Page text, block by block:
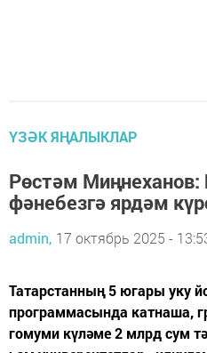
ҮЗӘК ЯҢАЛЫКЛАР
Рөстәм
фәнебезгә ярдәм
admin, 17 октябрь 2025 -
Татарстанның 5 югары уку
программасында катнаша,
гомуми күләме 2 млрд сум